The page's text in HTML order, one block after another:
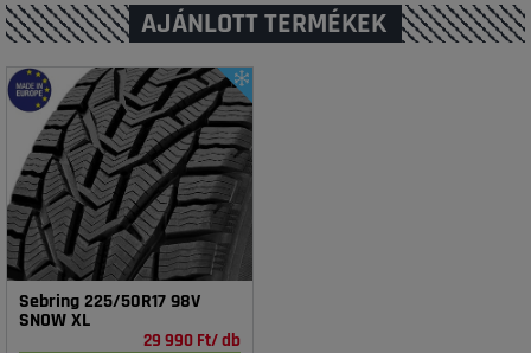
AJÁNLOTT TERMÉKEK
Sebring 225/50R17 98V
SNOW XL
29 990 Ft/ db